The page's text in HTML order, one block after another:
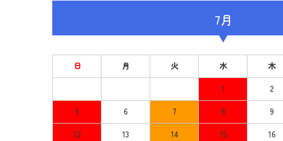
7月
日 月 火 水 木
1
2
5
6 7 8 9
12
13 14 15 16